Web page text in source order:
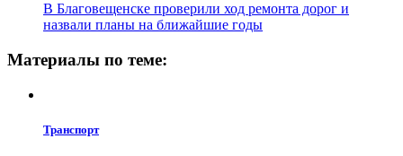
В Благовещенске проверили ход ремонта дорог и
назвали планы на ближайшие годы
Материалы по теме:
Транспорт